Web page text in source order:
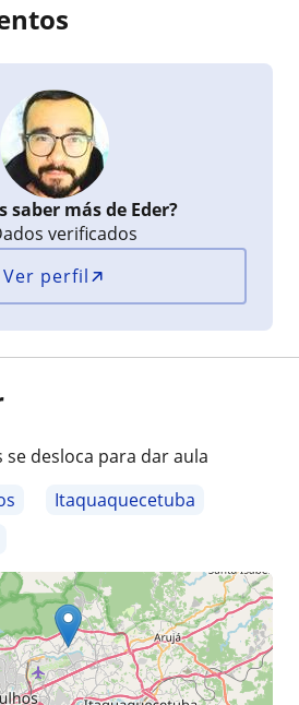
saber más de Eder?
verificados
Ver perfil
se desloca para dar aula
Itaquaquecetuba